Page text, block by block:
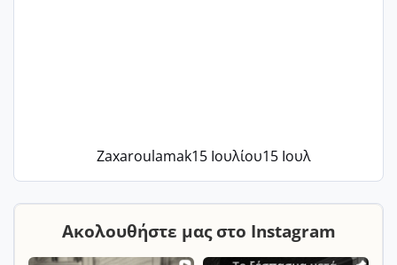
Zaxaroulamak15 Ιουλίου15 Ιουλ
Ακολουθήστε μας στο Instagram